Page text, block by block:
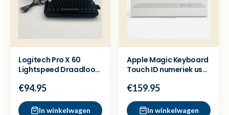
Logitech Pro X 60
Lightspeed Draadloos
New
€94.95
In winkelwagen
Apple Magic Keyboard
Touch ID numeriek usb
€159.95
In winkelwagen